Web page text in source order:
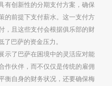
有创新性的分期支付方案，确保
的前提下支付薪水。这一支付方
，且这些支付会根据俱乐部的财
巴萨的资金压力。
示了巴萨在困境中的灵活应对能
作伙伴，而不仅仅是传统的雇佣
衡自身的财务状况，还要确保梅